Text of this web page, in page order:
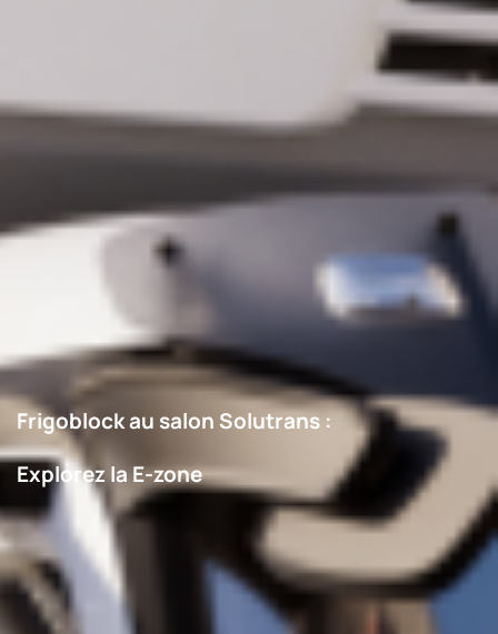
Frigoblock au salon Solutrans :
Explorez la E-zone